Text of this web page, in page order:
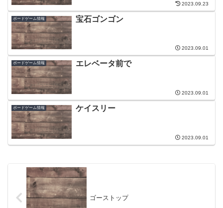
2023.09.23
ボードゲーム情報 宝石ゴンゴン
2023.09.01
ボードゲーム情報 エレベータ前で
2023.09.01
ボードゲーム情報 ケイスリー
2023.09.01
ゴーストップ